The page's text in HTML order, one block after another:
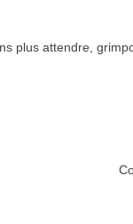
plus attendre,